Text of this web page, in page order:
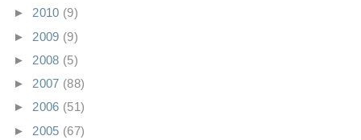
► 2010 (9)
► 2009 (9)
► 2008 (5)
► 2007 (88)
► 2006 (51)
► 2005 (67)